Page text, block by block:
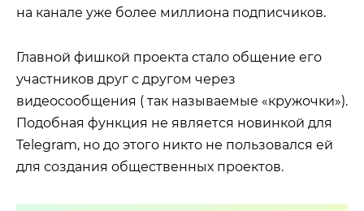
на канале уже более миллиона подписчиков.
Главной фишкой проекта стало общение его
участников друг с другом через
видеосообщения ( так называемые «кружочки»).
Подобная функция не является новинкой для
Telegram, но до этого никто не пользовался ей
для создания общественных проектов.